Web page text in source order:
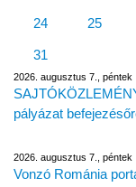
24 25
31
2026. augusztus 7., péntek
pályázat
2026. augusztus 7., péntek
Vonzó Románia